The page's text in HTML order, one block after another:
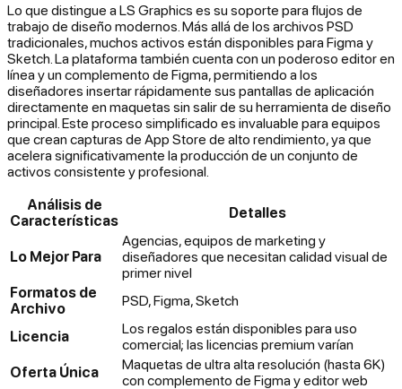
Lo que distingue a LS Graphics es su soporte para flujos de
trabajo de diseño modernos. Más allá de los archivos PSD
tradicionales, muchos activos están disponibles para Figma y
Sketch. La plataforma también cuenta con un poderoso editor en
línea y un complemento de Figma, permitiendo a los
diseñadores insertar rápidamente sus pantallas de aplicación
directamente en maquetas sin salir de su herramienta de diseño
principal. Este proceso simplificado es invaluable para equipos
que crean capturas de App Store de alto rendimiento, ya que
acelera significativamente la producción de un conjunto de
activos consistente y profesional.
Análisis de
Características
Detalles
Lo Mejor Para
Agencias, equipos de marketing y
diseñadores que necesitan calidad visual de
primer nivel
Formatos de
Archivo
PSD, Figma, Sketch
Licencia
Los regalos están disponibles para uso
comercial; las licencias premium varían
Oferta Única
Maquetas de ultra alta resolución (hasta 6K)
con complemento de Figma y editor web